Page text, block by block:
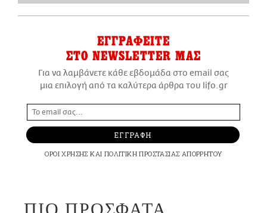
ΕΓΓΡΑΦΕΙΤΕ
ΣΤΟ NEWSLETTER ΜΑΣ
Για να λαμβάνετε κάθε εβδομάδα στο email σας
μια επιλογή από τα καλύτερα άρθρα του lifo.gr
ΕΓΓΡΑΦΗ
ΟΡΟΙ ΧΡΗΣΗΣ ΚΑΙ ΠΟΛΙΤΙΚΗ ΠΡΟΣΤΑΣΙΑΣ ΑΠΟΡΡΗΤΟΥ